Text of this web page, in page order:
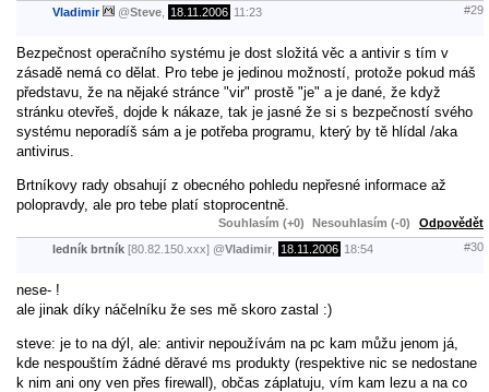
Vladimir @Steve 18.11.2006 11:23 #29
Bezpečnost operačního systému je dost složitá věc a antivir s tím v
zásadě nemá co dělat. Pro tebe je jedinou možností, protože pokud máš
představu, že na nějaké stránce "vir" prostě "je" a je dané, že když
stránku otevřeš, dojde k nákaze, tak je jasné že si s bezpečností svého
systému neporadíš sám a je potřeba programu, který by tě hlídal /aka
antivirus.
Brtníkovy rady obsahují z obecného pohledu nepřesné informace až
polopravdy, ale pro tebe platí stoprocentně.
Souhlasím (+0) Nesouhlasím (-0) Odpovědět
ledník brtník [80.82.150.xxx] @Vladimir 18.11.2006 18:54 #30
nese- !
ale jinak díky náčelníku že ses mě skoro zastal :)
steve: je to na dýl, ale: antivir nepoužívám na pc kam můžu jenom já,
kde nespouštím žádné děravé ms produkty (respektive nic se nedostane
k nim ani ony ven přes firewall), občas záplatuju, vím kam lezu a na co